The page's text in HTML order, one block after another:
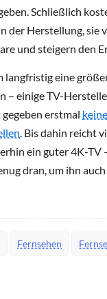
Schließlich
der Herstellung, sie
und steigern den
langfristig eine
– einige TV-
erstmal
. Bis dahin reicht
ein guter 4K-TV
dran, um ihn
Fernsehen